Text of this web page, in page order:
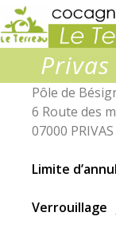
Pôle de
6 Route des
07000 PRIVAS
Limite
Verrouillage